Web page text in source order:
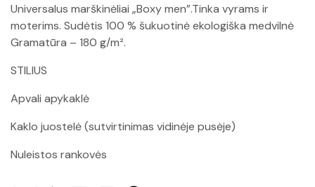
Universalus marškinėliai „Boxy men”.Tinka vyrams ir
moterims. Sudėtis 100 % šukuotinė ekologiška medvilnė
Gramatūra – 180 g/m².
STILIUS
Apvali apykaklė
Kaklo juostelė (sutvirtinimas vidinėje pusėje)
Nuleistos rankovės